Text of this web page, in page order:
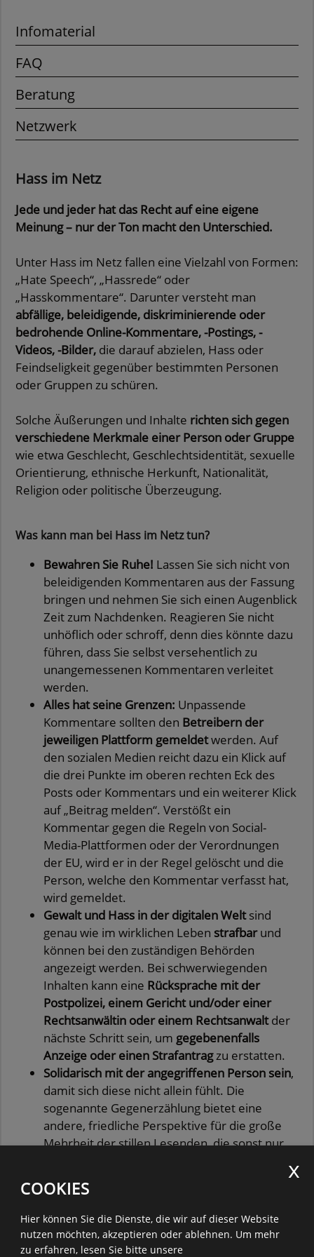
Infomaterial
FAQ
Beratung
Netzwerk
Hass im Netz
Jede und jeder hat das Recht auf eine eigene
Meinung – nur der Ton macht den Unterschied.
Unter Hass im Netz fallen eine Vielzahl von Formen:
„Hate Speech“, „Hassrede“ oder
„Hasskommentare“. Darunter versteht man
abfällige, beleidigende, diskriminierende oder
bedrohende Online-Kommentare, -Postings, -
Videos, -Bilder, die darauf abzielen, Hass oder
Feindseligkeit gegenüber bestimmten Personen
oder Gruppen zu schüren.
Solche Äußerungen und Inhalte richten sich gegen
verschiedene Merkmale einer Person oder Gruppe
wie etwa Geschlecht, Geschlechtsidentität, sexuelle
Orientierung, ethnische Herkunft, Nationalität,
Religion oder politische Überzeugung.
Was kann man bei Hass im Netz tun?
Bewahren Sie Ruhe! Lassen Sie sich nicht von
beleidigenden Kommentaren aus der Fassung
bringen und nehmen Sie sich einen Augenblick
Zeit zum Nachdenken. Reagieren Sie nicht
unhöflich oder schroff, denn dies könnte dazu
führen, dass Sie selbst versehentlich zu
unangemessenen Kommentaren verleitet
werden.
Alles hat seine Grenzen: Unpassende
Kommentare sollten den Betreibern der
jeweiligen Plattform gemeldetwerden. Auf
den sozialen Medien reicht dazu ein Klick auf
die drei Punkte im oberen rechten Eck des
Posts oder Kommentars und ein weiterer Klick
auf „Beitrag melden“. Verstößt ein
Kommentar gegen die Regeln von Social-
Media-Plattformen oder der Verordnungen
der EU, wird er in der Regel gelöscht und die
Person, welche den Kommentar verfasst hat,
wird gemeldet.
Gewalt und Hass in der digitalen Weltsind
genau wie im wirklichen Leben strafbarund
können bei den zuständigen Behörden
angezeigt werden. Bei schwerwiegenden
Inhalten kann eine Rücksprache mit der
Postpolizei, einem Gericht und/oder einer
Rechtsanwältin oder einem Rechtsanwaltder
nächste Schritt sein, um gegebenenfalls
Anzeige oder einen Strafantragzu erstatten.
Solidarisch mit der angegriffenen Person sein,
damit sich diese nicht allein fühlt. Die
sogenannte Gegenerzählung bietet eine
andere, friedliche Perspektive für die große
Mehrheit der stillen Lesenden, die sonst nur
Hatern (Verfasser:innen von Hassbotschaften)
verschwenden. Wenn jemand weiterhin
provoziert und kein freundliches und
konstruktives Gespräch zulässt, ist es besser
COOKIES
Hier können Sie die Dienste, die wir auf dieser Website
nutzen möchten, akzeptieren oder ablehnen. Um mehr
zu erfahren, lesen Sie bitte unsere